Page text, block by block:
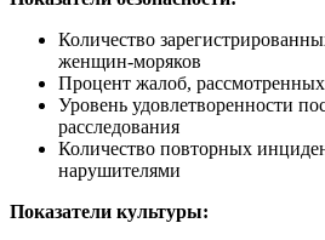
Количество
женщин-моряков
Процент жалоб,
Уровень удовлетворенности
расследования
Количество повторных
нарушителями
Показатели культуры: